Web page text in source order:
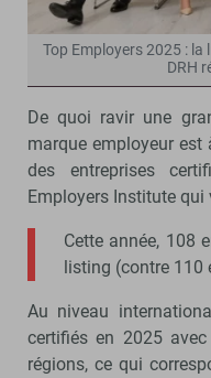
Top Employers 2025 : la
DRH
De quoi ravir une
marque employeur est
des entreprises
Employers Institute qui
Cette année, 108
listing (contre 110
Au niveau
certifiés en 2025
régions, ce qui